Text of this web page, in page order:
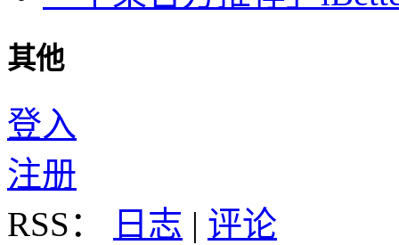
其他
登入
注册
RSS：
日志 | 评论